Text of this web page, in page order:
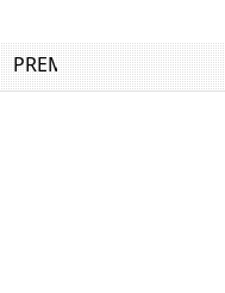
PREMIUM